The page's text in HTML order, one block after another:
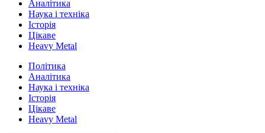
Аналітика
Наука і техніка
Історія
Цікаве
Heavy Metal
Політика
Аналітика
Наука і техніка
Історія
Цікаве
Heavy Metal